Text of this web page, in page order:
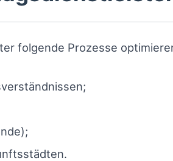
folgende Prozesse